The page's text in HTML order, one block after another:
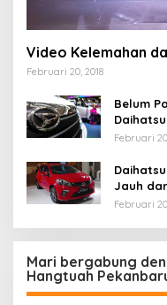
Video Kelemahan
Februari 20, 2018
Belum
Februari
Jauh
Februari
Mari bergabung
Hangtuah